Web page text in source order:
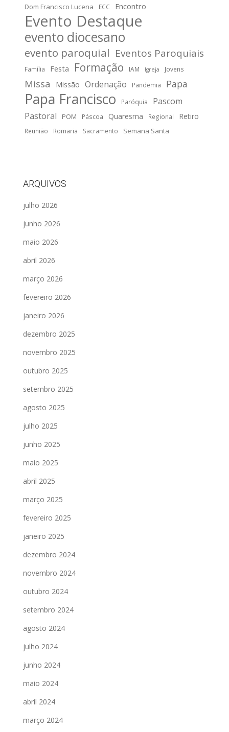
Dom Francisco Lucena
ECC Encontro
Evento Destaque
evento diocesano
evento paroquial Eventos Paroquiais
Família Festa Formação IAM Igreja Jovens
Missa Missão Ordenação Pandemia Papa
Papa Francisco Paróquia
Pascom
Pastoral
POM Páscoa Quaresma Regional Retiro
Reunião Romaria Sacramento Semana Santa
ARQUIVOS
julho 2026
junho 2026
maio 2026
abril 2026
março 2026
fevereiro 2026
janeiro 2026
dezembro 2025
novembro 2025
outubro 2025
setembro 2025
agosto 2025
julho 2025
junho 2025
maio 2025
abril 2025
março 2025
fevereiro 2025
janeiro 2025
dezembro 2024
novembro 2024
outubro 2024
setembro 2024
agosto 2024
julho 2024
junho 2024
maio 2024
abril 2024
março 2024